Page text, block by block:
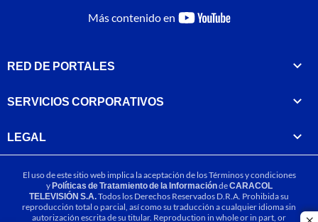
Más contenido en
youtube-
RED DE PORTALES
SERVICIOS CORPORATIVOS
LEGAL
El uso de este sitio web implica la aceptación de losTérminos y condiciones
yPolíticas de Tratamiento de la InformacióndeCARACOL
TELEVISIÓN S.A.Todos los Derechos Reservados D.R.A. Prohibida su
reproducción total o parcial, así como su traducción a cualquier idioma sin
autorización escrita de su titular. Reproduction in whole or in part, or